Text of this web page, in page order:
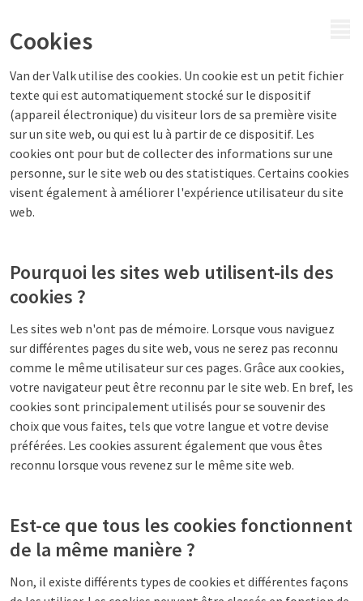
Cookies
Van der Valk utilise des cookies. Un cookie est un petit fichier
texte qui est automatiquement stocké sur le dispositif
(appareil électronique) du visiteur lors de sa première visite
sur un site web, ou qui est lu à partir de ce dispositif. Les
cookies ont pour but de collecter des informations sur une
personne, sur le site web ou des statistiques. Certains cookies
visent également à améliorer l'expérience utilisateur du site
web.
Pourquoi les sites web utilisent-ils des
cookies ?
Les sites web n'ont pas de mémoire. Lorsque vous naviguez
sur différentes pages du site web, vous ne serez pas reconnu
comme le même utilisateur sur ces pages. Grâce aux cookies,
votre navigateur peut être reconnu par le site web. En bref, les
cookies sont principalement utilisés pour se souvenir des
choix que vous faites, tels que votre langue et votre devise
préférées. Les cookies assurent également que vous êtes
reconnu lorsque vous revenez sur le même site web.
Est-ce que tous les cookies fonctionnent
de la même manière ?
Non, il existe différents types de cookies et différentes façons